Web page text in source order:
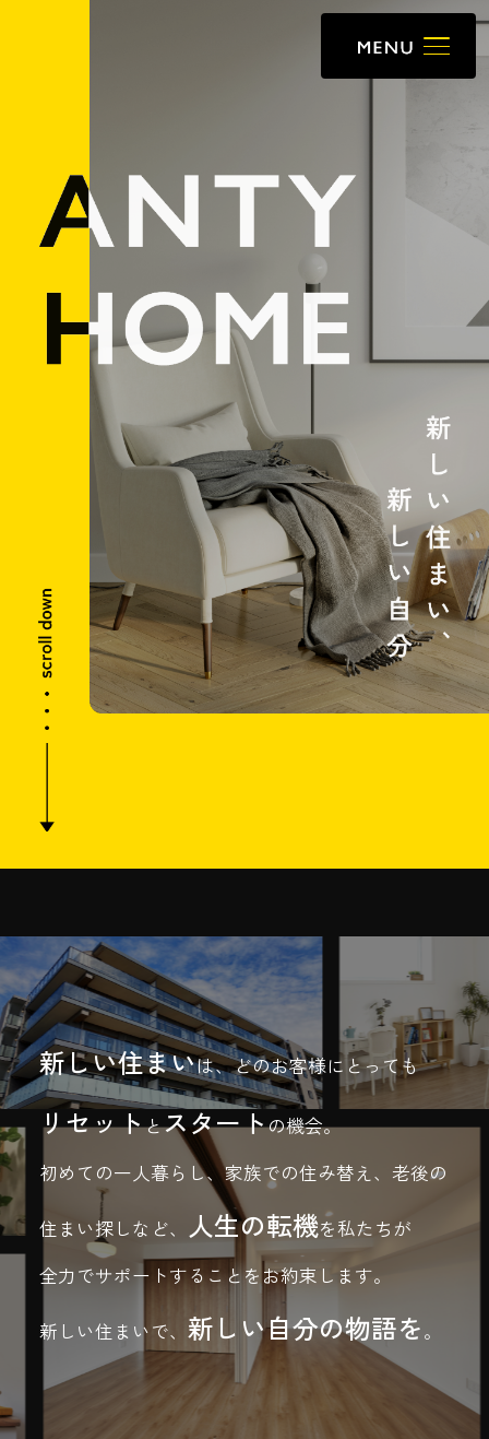
新しい住まいは、どのお客様にとっても
リセットとスタートの機会。
初めての一人暮らし、家族での住み替え、老後の
住まい探しなど、 人生の転機を私たちが
全力でサポートすることをお約束します。
新しい住まいで、 新しい自分の物語を。